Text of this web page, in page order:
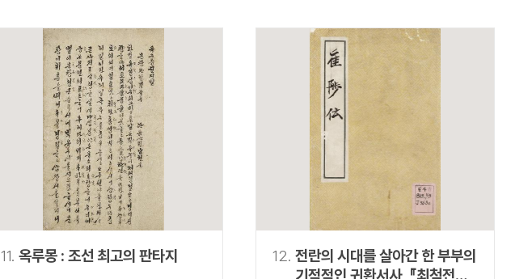
11. 옥루몽 : 조선 최고의 판타지 12. 전란의 시대를 살아간 한 부부의